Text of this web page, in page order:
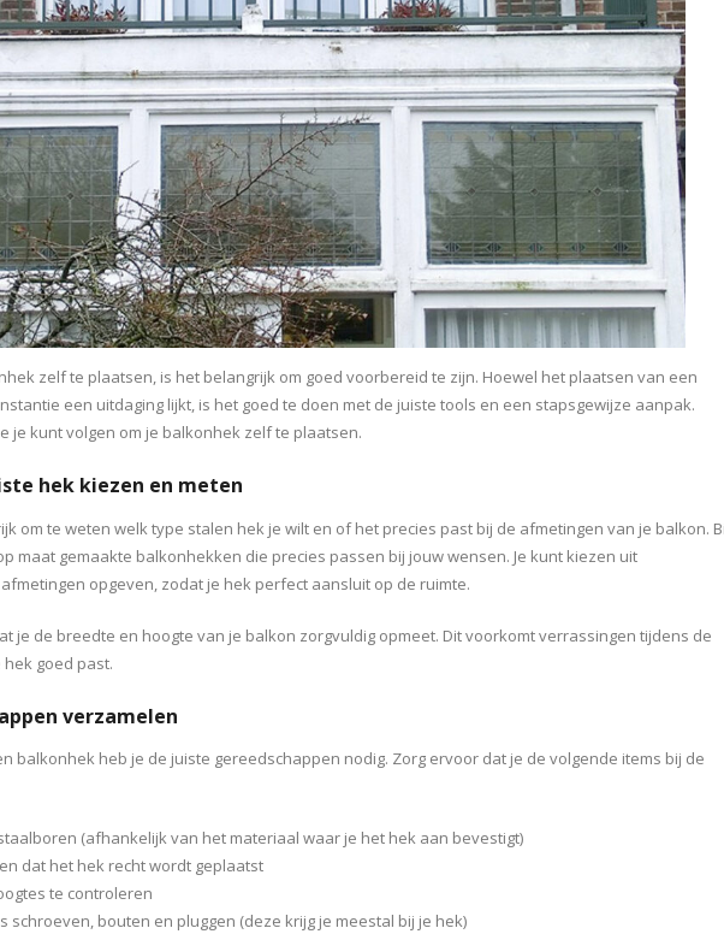
zelf te plaatsen, is het belangrijk om goed voorbereid te zijn. Hoewel het plaatsen van een
een uitdaging lijkt, is het goed te doen met de juiste tools en een stapsgewijze aanpak.
je kunt volgen om je balkonhek zelf te plaatsen.
hek kiezen en meten
om te weten welk type stalen hek je wilt en of het precies past bij de afmetingen van je balkon.
maat gemaakte balkonhekken die precies passen bij jouw wensen. Je kunt kiezen uit
opgeven, zodat je hek perfect aansluit op de ruimte.
je de breedte en hoogte van je balkon zorgvuldig opmeet. Dit voorkomt verrassingen tijdens de
goed past.
verzamelen
balkonhek heb je de juiste gereedschappen nodig. Zorg ervoor dat je de volgende items bij de
(afhankelijk van het materiaal waar je het hek aan bevestigt)
dat het hek recht wordt geplaatst
te controleren
schroeven, bouten en pluggen (deze krijg je meestal bij je hek)